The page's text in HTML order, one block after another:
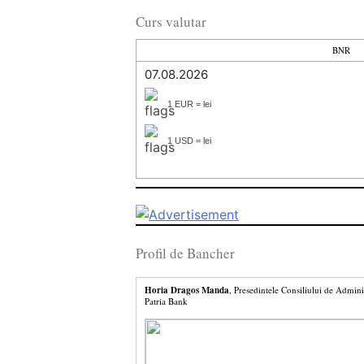
Curs valutar
BNR
07.08.2026
1 EUR = lei
1 USD = lei
Profil de Bancher
Horia Dragos Manda , Presedintele Consiliului de
Patria Bank